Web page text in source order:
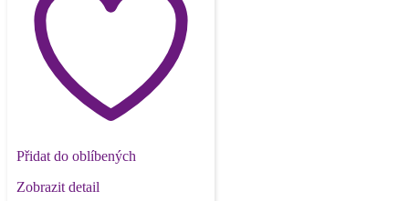
Přidat do oblíbených
Zobrazit detail